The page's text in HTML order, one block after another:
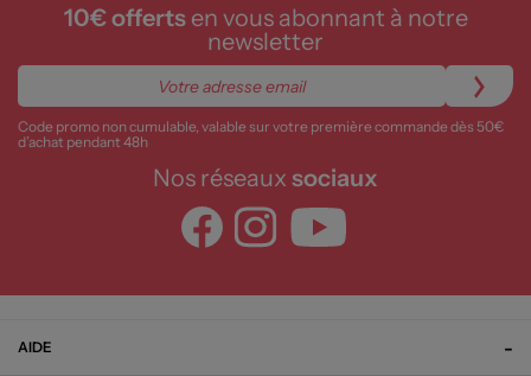
10€ offertsen vous abonnant à notre
newsletter
Code promo non cumulable, valable sur votre première commande dès 50€
d’achat pendant 48h
Nos réseaux sociaux
AIDE